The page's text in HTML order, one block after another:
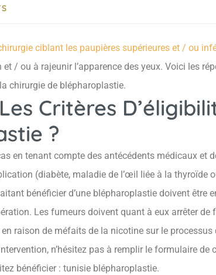
ciblant les paupières supérieures et / ou
/ ou à rajeunir l’apparence des yeux. Voici les
chirurgie de blépharoplastie.
Critères
?
en tenant compte des antécédents médicaux et
(diabète, maladie de l’œil liée à la thyroïde
bénéficier d’une blépharoplastie doivent être
Les fumeurs doivent quant à eux arrêter
en raison de méfaits de la nicotine sur le
n’hésitez pas à remplir le formulaire de
bénéficier : tunisie blépharoplastie.